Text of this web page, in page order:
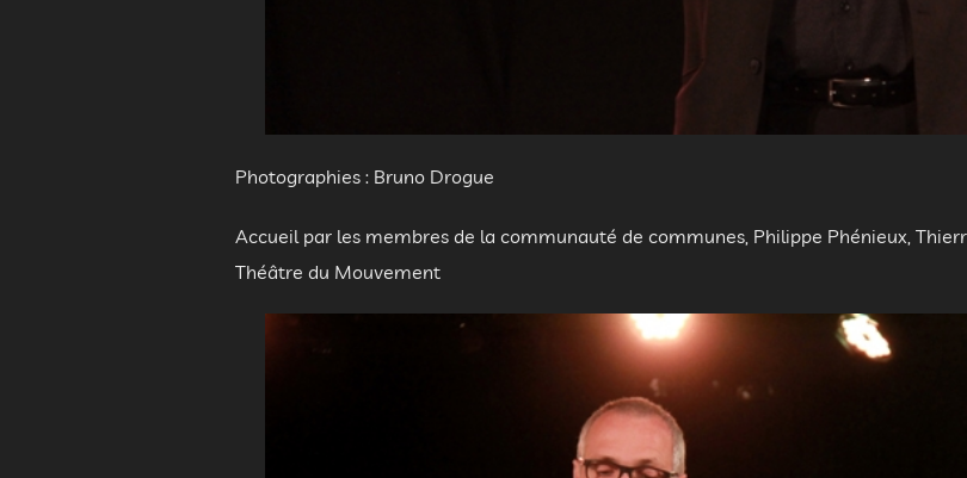
Photographies : Bruno Drogue
Accueil par les membres de la communauté de communes, Philippe Phénieux,
Théâtre du Mouvement